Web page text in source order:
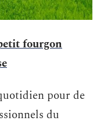
fourgon
pour de
du